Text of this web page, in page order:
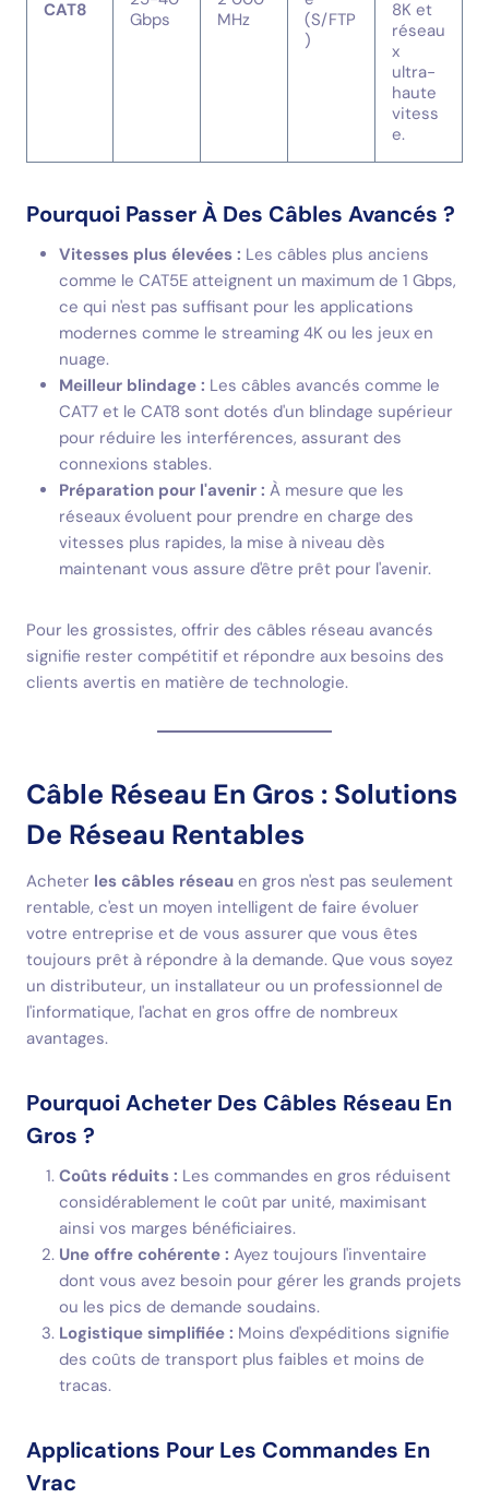
CAT8
Gbps
MHz
(S/FTP
)
8K et
réseau
x
ultra-
haute
vitess
e.
Pourquoi Passer À Des Câbles Avancés ?
Vitesses plus élevées : Les câbles plus anciens
comme le CAT5E atteignent un maximum de 1 Gbps,
ce qui n'est pas suffisant pour les applications
modernes comme le streaming 4K ou les jeux en
nuage.
Meilleur blindage : Les câbles avancés comme le
CAT7 et le CAT8 sont dotés d'un blindage supérieur
pour réduire les interférences, assurant des
connexions stables.
Préparation pour l'avenir : À mesure que les
réseaux évoluent pour prendre en charge des
vitesses plus rapides, la mise à niveau dès
maintenant vous assure d'être prêt pour l'avenir.
Pour les grossistes, offrir des câbles réseau avancés
signifie rester compétitif et répondre aux besoins des
clients avertis en matière de technologie.
Câble Réseau En Gros : Solutions
De Réseau Rentables
Acheter les câbles réseau en gros n'est pas seulement
rentable, c'est un moyen intelligent de faire évoluer
votre entreprise et de vous assurer que vous êtes
toujours prêt à répondre à la demande. Que vous soyez
un distributeur, un installateur ou un professionnel de
l'informatique, l'achat en gros offre de nombreux
avantages.
Pourquoi Acheter Des Câbles Réseau En
Gros ?
Coûts réduits : Les commandes en gros réduisent
considérablement le coût par unité, maximisant
ainsi vos marges bénéficiaires.
Une offre cohérente : Ayez toujours l'inventaire
dont vous avez besoin pour gérer les grands projets
ou les pics de demande soudains.
Logistique simplifiée : Moins d'expéditions signifie
des coûts de transport plus faibles et moins de
tracas.
Applications Pour Les Commandes En
Vrac